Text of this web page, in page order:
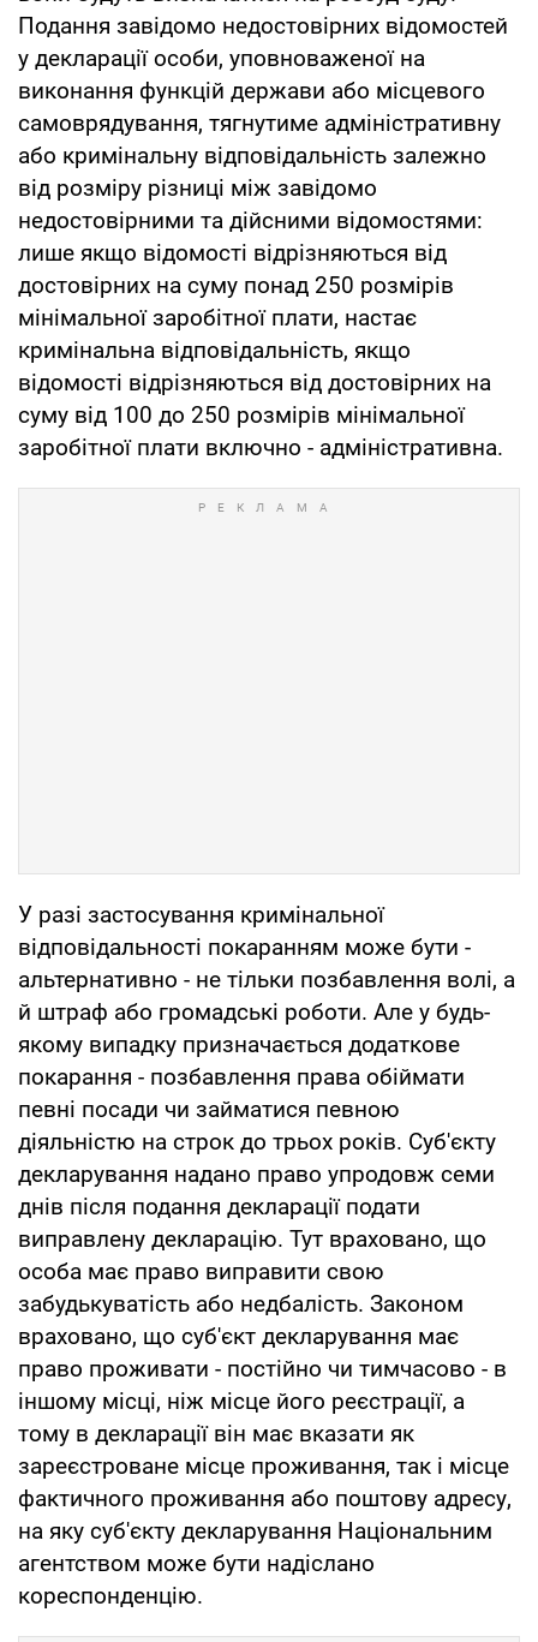
Подання завідомо недостовірних відомостей
у декларації особи, уповноваженої на
виконання функцій держави або місцевого
самоврядування, тягнутиме адміністративну
або кримінальну відповідальність залежно
від розміру різниці між завідомо
недостовірними та дійсними відомостями:
лише якщо відомості відрізняються від
достовірних на суму понад 250 розмірів
мінімальної заробітної плати, настає
кримінальна відповідальність, якщо
відомості відрізняються від достовірних на
суму від 100 до 250 розмірів мінімальної
заробітної плати включно - адміністративна.
У разі застосування кримінальної
відповідальності покаранням може бути -
альтернативно - не тільки позбавлення волі, а
й штраф або громадські роботи. Але у будь-
якому випадку призначається додаткове
покарання - позбавлення права обіймати
певні посади чи займатися певною
діяльністю на строк до трьох років. Суб'єкту
декларування надано право упродовж семи
днів після подання декларації подати
виправлену декларацію. Тут враховано, що
особа має право виправити свою
забудькуватість або недбалість. Законом
враховано, що суб'єкт декларування має
право проживати - постійно чи тимчасово - в
іншому місці, ніж місце його реєстрації, а
тому в декларації він має вказати як
зареєстроване місце проживання, так і місце
фактичного проживання або поштову адресу,
на яку суб'єкту декларування Національним
агентством може бути надіслано
кореспонденцію.